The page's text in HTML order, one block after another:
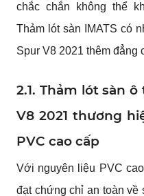
chắc chắn không thể
Thảm lót sàn IMATS có
Spur V8 2021 thêm đẳng
2.1. Thảm lót sàn
V8 2021 thương
PVC cao cấp
Với nguyên liệu PVC
đạt chứng chỉ an toàn về